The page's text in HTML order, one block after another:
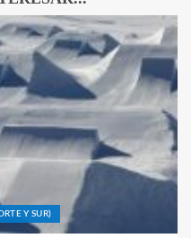
Y SUR)